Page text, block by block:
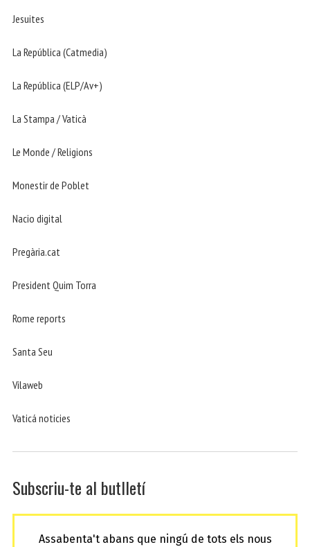
Jesuites
La República (Catmedia)
La República (ELP/Av+)
La Stampa / Vaticà
Le Monde / Religions
Monestir de Poblet
Nacio digital
Pregària.cat
President Quim Torra
Rome reports
Santa Seu
Vilaweb
Vaticá noticies
Subscriu-te al butlletí
Assabenta't abans que ningú de tots els nous